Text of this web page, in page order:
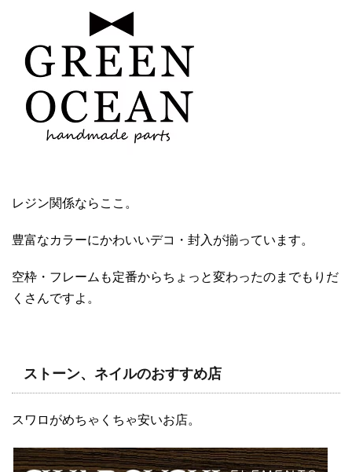
レジン関係ならここ。
豊富なカラーにかわいいデコ・封入が揃っています。
空枠・フレームも定番からちょっと変わったのまでもりだ
くさんですよ。
ストーン、ネイルのおすすめ店
スワロがめちゃくちゃ安いお店。